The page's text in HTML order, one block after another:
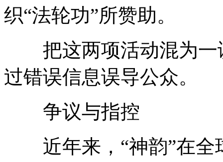
织“法轮功”所赞助。
把这两项活动混为一
过错误信息误导公众。
争议与指控
近年来，“神韵”在全